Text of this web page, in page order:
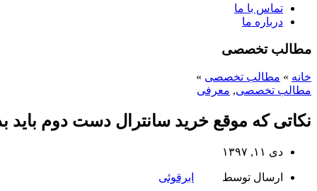
تماس با ما
درباره ما
مطالب تخصصی
خانه » مطالب تخصصی »
مطالب تخصصی, معرفی
نکاتی که موقع خرید سانترال دست دوم باید
دی ۱۱, ۱۳۹۷
ارسال توسط ابرقوئی